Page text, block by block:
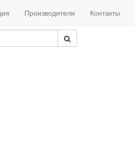
Производители Контакты